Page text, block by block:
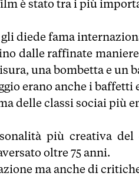
è stato tra i più
diede fama
dalle raffinate
una bombetta e un
erano anche i baffetti
delle classi sociai più
più creativa
oltre 75 anni.
ma anche di